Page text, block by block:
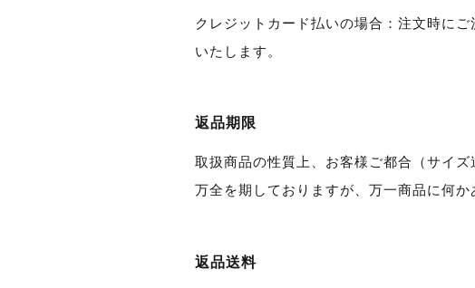
クレジットカード払いの場合：注文時に
いたします。
返品期限
取扱商品の性質上、お客様ご都合（サイ
万全を期しておりますが、万一商品に何
返品送料